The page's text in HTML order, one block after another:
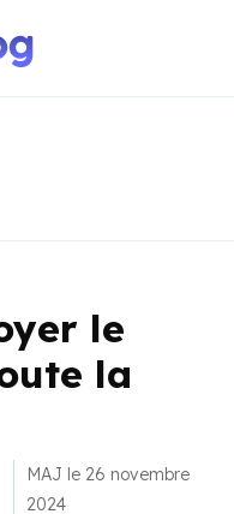
le
la
MAJ le 26 novembre
2024